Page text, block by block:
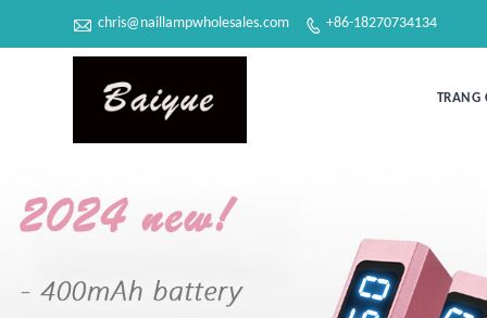
 chris@naillampwholesales.com  +86-18270734134
TRANG